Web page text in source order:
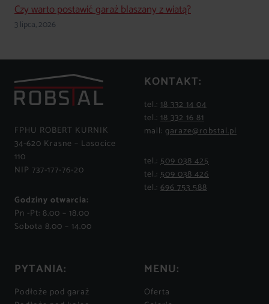
Czy warto postawić garaż blaszany z wiatą?
3 lipca, 2026
FPHU ROBERT KURNIK
34-620 Krasne – Lasocice
110
NIP 737-177-76-20
Godziny otwarcia:
Pn -Pt: 8.00 – 18.00
Sobota 8.00 – 14.00
KONTAKT:
tel.: 18 332 14 04
tel.: 18 332 16 81
mail: garaze@robstal.pl
tel.: 509 038 425
tel.: 509 038 426
tel.: 696 753 588
PYTANIA:
Podłoże pod garaż
MENU:
Oferta